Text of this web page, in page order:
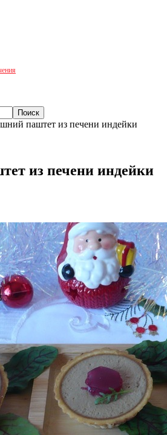
паштет из печени индейки
из печени индейки